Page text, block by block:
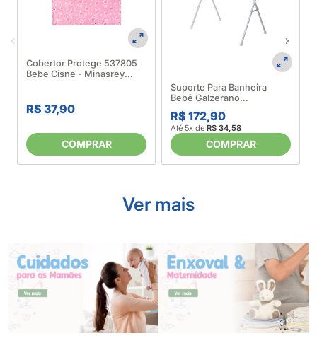
Cobertor Protege 537805
Bebe Cisne - Minasrey
R$ 37,90
COMPRAR
Suporte Para Banheira
Bebê Galzerano
5073650001
R$ 172,90
Até 5x de R$ 34,58
COMPRAR
Ver mais